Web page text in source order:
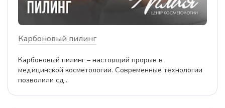
Карбоновый пилинг
Карбоновый пилинг – настоящий прорыв в
медицинской косметологии. Современные технологии
позволили сд...